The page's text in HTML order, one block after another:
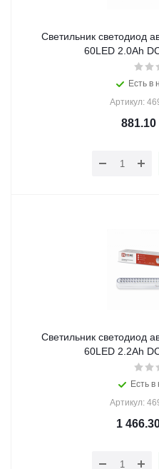
Светильник светодиод
60LED 2.0Ah
Есть в
Артикул:
881.10
Светильник светодиод
60LED 2.2Ah
Есть
Артикул:
1